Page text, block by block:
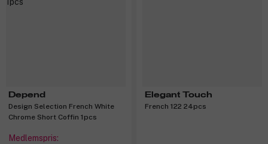
Depend
Design Selection French White
Chrome Short Coffin 1pcs
Medlemspris:
Elegant Touch
French 122 24pcs